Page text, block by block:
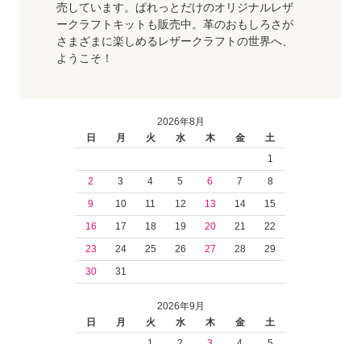
売しています。ぱれっとだけのオリジナルレザ
ークラフトキットも販売中。革のおもしろさが
さまざまに楽しめるレザークラフトの世界へ、
ようこそ！
2026年8月
日
月 火 水 木 金
土
1
2
3 4 5 6 7
8
9
10 11 12 13 14
15
16
17 18 19 20 21
22
23
24 25 26 27 28
29
30
31
2026年9月
日
月 火 水 木 金
土